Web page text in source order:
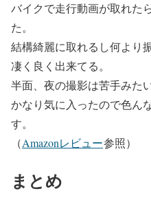
バイクで走行動画が取れた
た。
結構綺麗に取れるし何より
凄く良く出来てる。
半面、夜の撮影は苦手みたい
かなり気に入ったので色ん
す。
（Amazonレビュー参照）
まとめ